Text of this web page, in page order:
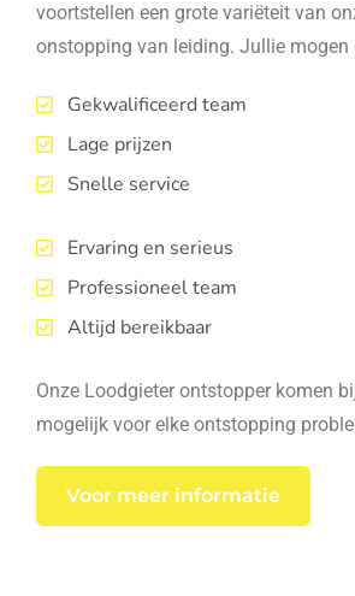
voortstellen een grote variëteit van
onstopping van leiding. Jullie mogen
Gekwalificeerd team
Lage prijzen
Snelle service
Ervaring en serieus
Professioneel team
Altijd bereikbaar
Onze Loodgieter ontstopper komen
mogelijk voor elke ontstopping
Voor meer informatie